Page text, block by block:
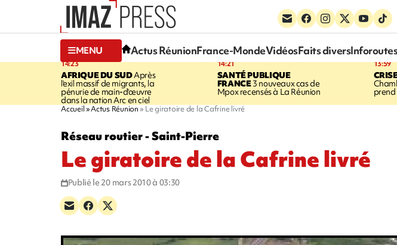
MENU Actus RéunionFrance-MondeVidéosFaits divers
14:23
AFRIQUE DU SUDAprès
l'exil massif de migrants, la
pénurie de main-d'œuvre
dans la nation Arc en ciel
14:21
SANTÉ PUBLIQUE
FRANCE3 nouveaux cas de
Mpox recensés à La Réunion
13:59
prend
Accueil Actus Réunion Le giratoire de la Cafrine livré
Réseau routier - Saint-Pierre
Le giratoire de la Cafrine livré
Publié le 20 mars 2010 à 03:30